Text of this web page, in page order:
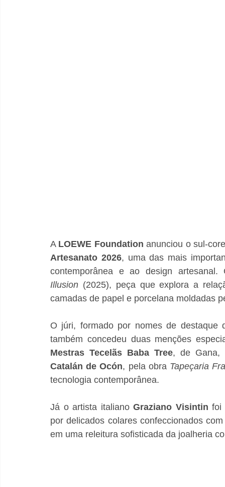
A LOEWE Foundation anunciou o sul-
Artesanato 2026, uma das mais
contemporânea e ao design
Illusion (2025), peça que explora a
camadas de papel e porcelana moldadas
O júri, formado por nomes de destaque
Mestras Tecelãs Baba Tree, de Gana,
Catalán de Ocón, pela obra Tapeçaria
tecnologia contemporânea.
Já o artista italiano Graziano Visintin foi
por delicados colares confeccionados
em uma releitura sofisticada da joalheria